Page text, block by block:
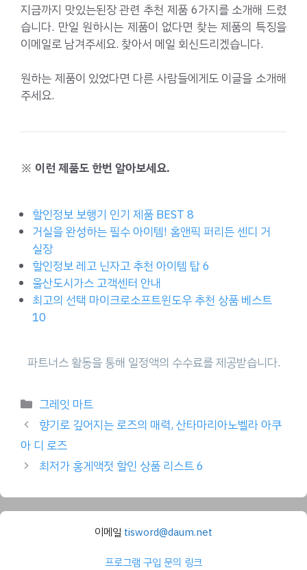
지금까지 맛있는된장 관련 추천 제품 6가지를 소개해 드렸
습니다. 만일 원하시는 제품이 없다면 찾는 제품의 특징을
이메일로 남겨주세요. 찾아서 메일 회신드리겠습니다.
원하는 제품이 있었다면 다른 사람들에게도 이글을 소개해
주세요.
※ 이런 제품도 한번 알아보세요.
할인정보 보행기 인기 제품 BEST 8
거실을 완성하는 필수 아이템! 홈앤픽 퍼리든 센디 거
실장
할인정보 레고 닌자고 추천 아이템 탑 6
울산도시가스 고객센터 안내
최고의 선택 마이크로소프트윈도우 추천 상품 베스트
10
Categories
그레잇 마트
향기로 깊어지는 로즈의 매력, 산타마리아노벨라 아쿠
아 디 로즈
최저가 홍게액젓 할인 상품 리스트 6
이메일 tisword@daum.net
프로그램 구입 문의 링크